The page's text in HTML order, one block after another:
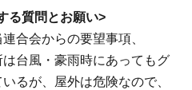
る質問とお願い>
合会からの要望事項、
は台風・豪雨時にあってもグ
るが、屋外は危険なので、